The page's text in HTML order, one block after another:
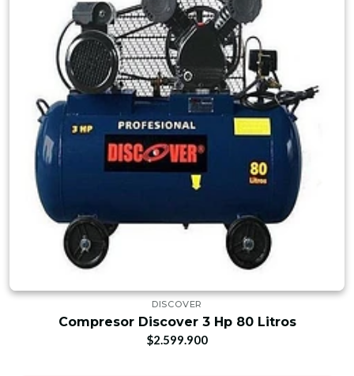
DISCOVER
Compresor Discover 3 Hp 80 Litros
$2.599.900